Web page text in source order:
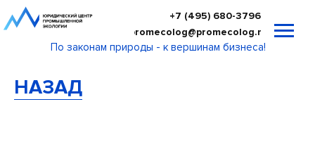
По законам природы - к вершинам бизнеса!
+7 (495) 680-3796
promecolog@promecolog.ru
НАЗАД